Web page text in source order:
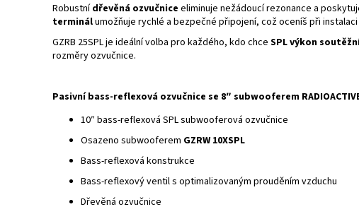
Robustnídřevěná ozvučnice eliminuje nežádoucí rezonance a
terminálumožňuje rychlé a bezpečné připojení, což oceníš při
GZRB 25SPL je ideální volba pro každého, kdo chce SPL výkon
rozměry ozvučnice.
Pasivní bass‑reflexová ozvučnice se 8″ subwooferem
10″ bass‑reflexová SPL subwooferová ozvučnice
Osazeno subwooferem GZRW 10XSPL
Bass‑reflexová konstrukce
Bass‑reflexový ventil s optimalizovaným prouděním vzduchu
Dřevěná ozvučnice